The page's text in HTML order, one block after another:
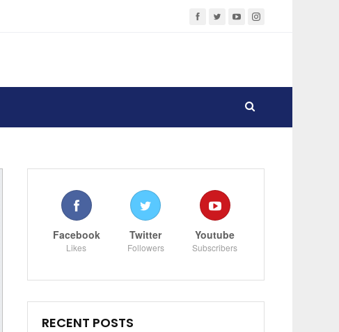
Facebook
Likes
Twitter
Followers
Youtube
Subscribers
RECENT POSTS